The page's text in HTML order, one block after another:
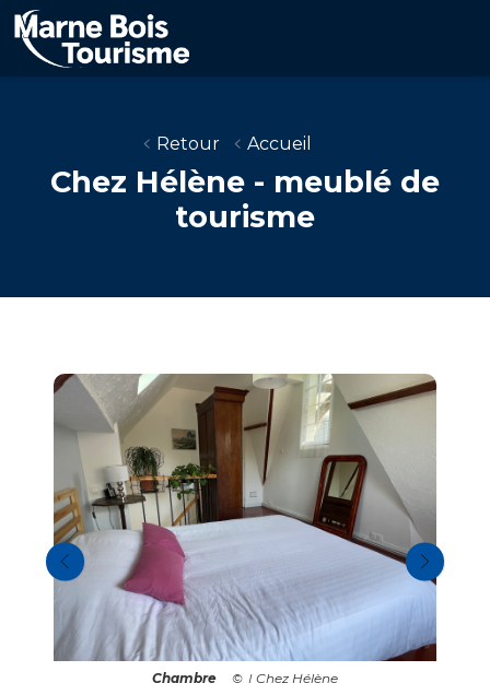
Aller
au
contenu
principal
Retour Accueil
Chez Hélène - meublé de
tourisme
Chambre | Chez Hélène